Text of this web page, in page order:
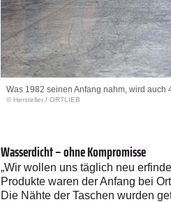
Was 1982 seinen Anfang nahm, wird
© Hersteller / ORTLIEB
Wasserdicht – ohne Kompromisse
„Wir wollen uns täglich neu
Produkte waren der Anfang bei
Die Nähte der Taschen wurden